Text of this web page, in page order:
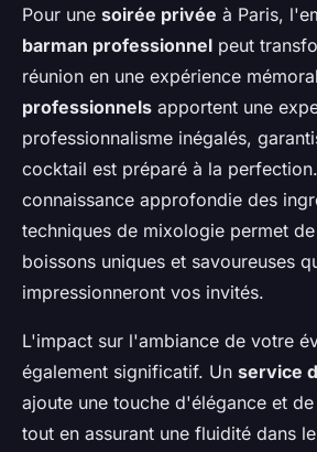
Pour une soirée privée à Paris,
barman professionnel peut
réunion en une expérience
professionnels apportent une
professionnalisme inégalés,
cocktail est préparé à la
connaissance approfondie des
techniques de mixologie permet
boissons uniques et savoureuses
impressionneront vos invités.
L'impact sur l'ambiance de votre
également significatif. Un service
ajoute une touche d'élégance et
tout en assurant une fluidité dans